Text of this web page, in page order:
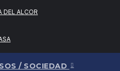
DEL ALCOR
/ SOCIEDAD